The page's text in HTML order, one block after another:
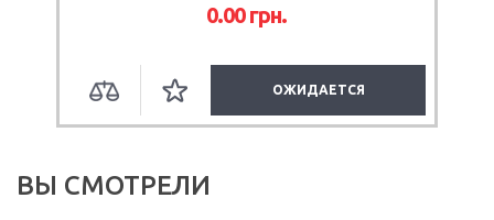
0.00грн.
ОЖИДАЕТСЯ
ВЫ СМОТРЕЛИ